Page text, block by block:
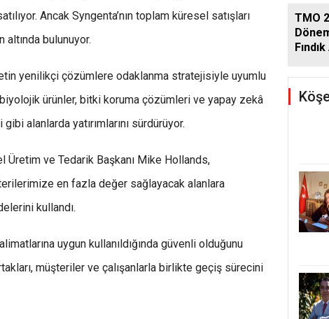
Ancak Syngenta’nın toplam küresel satışları
altında bulunuyor.
yenilikçi çözümlere odaklanma stratejisiyle uyumlu
ürünler, bitki koruma çözümleri ve yapay zekâ
alanlarda yatırımlarını sürdürüyor.
Üretim ve Tedarik Başkanı Mike Hollands,
en fazla değer sağlayacak alanlara
kullandı.
uygun kullanıldığında güvenli olduğunu
müşteriler ve çalışanlarla birlikte geçiş sürecini
TMO